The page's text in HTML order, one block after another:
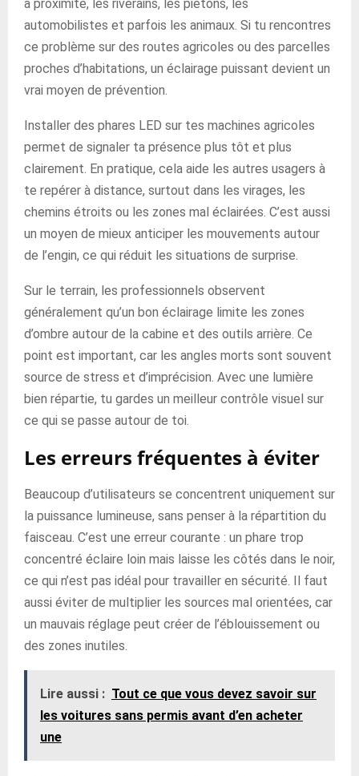
à proximité, les riverains, les piétons, les
automobilistes et parfois les animaux. Si tu rencontres
ce problème sur des routes agricoles ou des parcelles
proches d’habitations, un éclairage puissant devient un
vrai moyen de prévention.
Installer des phares LED sur tes machines agricoles
permet de signaler ta présence plus tôt et plus
clairement. En pratique, cela aide les autres usagers à
te repérer à distance, surtout dans les virages, les
chemins étroits ou les zones mal éclairées. C’est aussi
un moyen de mieux anticiper les mouvements autour
de l’engin, ce qui réduit les situations de surprise.
Sur le terrain, les professionnels observent
généralement qu’un bon éclairage limite les zones
d’ombre autour de la cabine et des outils arrière. Ce
point est important, car les angles morts sont souvent
source de stress et d’imprécision. Avec une lumière
bien répartie, tu gardes un meilleur contrôle visuel sur
ce qui se passe autour de toi.
Les erreurs fréquentes à éviter
Beaucoup d’utilisateurs se concentrent uniquement sur
la puissance lumineuse, sans penser à la répartition du
faisceau. C’est une erreur courante : un phare trop
concentré éclaire loin mais laisse les côtés dans le noir,
ce qui n’est pas idéal pour travailler en sécurité. Il faut
aussi éviter de multiplier les sources mal orientées, car
un mauvais réglage peut créer de l’éblouissement ou
des zones inutiles.
Lire aussi : Tout ce que vous devez savoir sur
les voitures sans permis avant d’en acheter
une